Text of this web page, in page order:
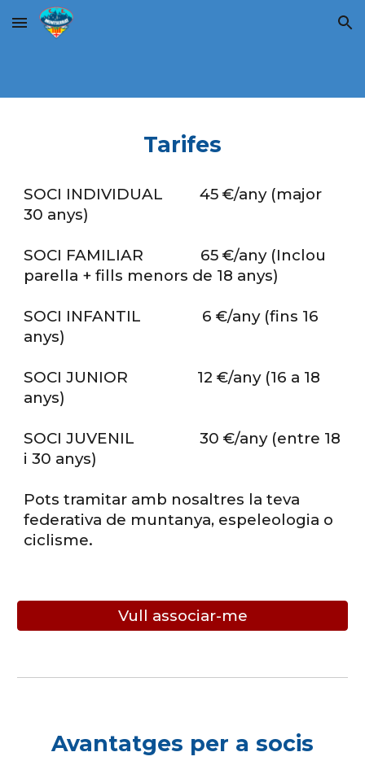
Skip to main content Skip to navigation
Tarifes
SOCI INDIVIDUAL 45 €/any (major
30 anys)
SOCI FAMILIAR 65 €/any (Inclou
parella + fills menors de 18 anys)
SOCI INFANTIL 6 €/any (fins 16
anys)
SOCI JUNIOR 12 €/any (16 a 18
anys)
SOCI JUVENIL 30 €/any (entre 18
i 30 anys)
Pots tramitar amb nosaltres la teva
federativa de muntanya, espeleologia o
ciclisme.
Vull associar-me
Avantatges per a socis